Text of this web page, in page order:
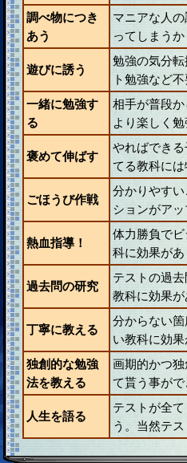
調べ物につき
あう
マニアな人
ってしまうか
遊びに誘う
勉強の気分
ト勉強など不
一緒に勉強す
る
相手が普段
より楽しく勉
褒めて伸ばす
やればでき
てる教科には
ごほうび作戦
分かりやす
ションがアッ
熱血指導！
体力勝負で
科に効果があ
過去問の研究
テストの過
教科に効果が
丁寧に教える
分からない
い教科に効果
独創的な勉強
法を教える
画期的かつ
て貰う事がで
人生を語る
テストが全
う。当然テ